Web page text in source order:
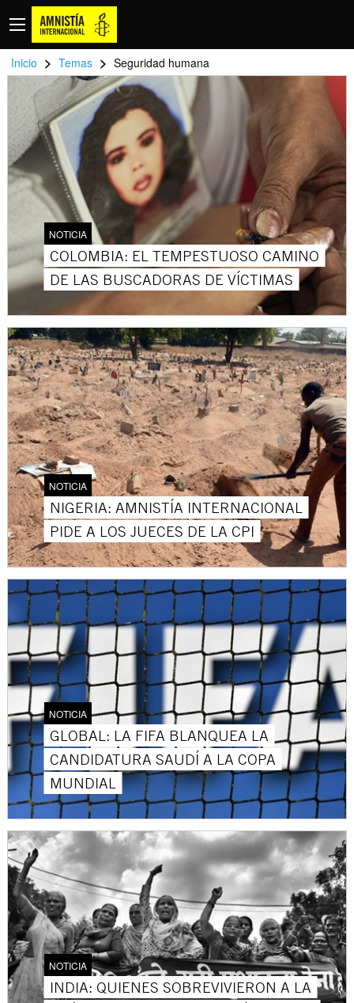
Inicio > Temas > Seguridad humana
NOTICIA
COLOMBIA: EL TEMPESTUOSO CAMINO
DE LAS BUSCADORAS DE VÍCTIMAS
NOTICIA
NIGERIA: AMNISTÍA INTERNACIONAL
PIDE A LOS JUECES DE LA CPI
NOTICIA
GLOBAL: LA FIFA BLANQUEA LA
CANDIDATURA SAUDÍ A LA COPA
MUNDIAL
NOTICIA
INDIA: QUIENES SOBREVIVIERON A LA